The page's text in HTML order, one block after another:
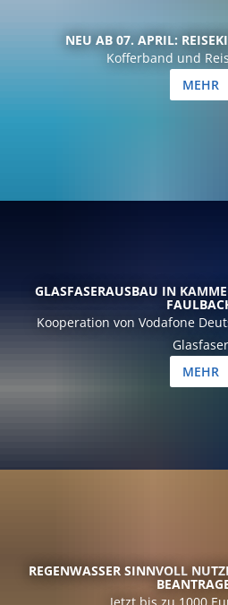
NEU AB 07. APRIL:
Kofferband und
MEHR
GLASFASERAUSBAU IN
Kooperation von Vodafone
Glasfaser
MEHR
REGENWASSER SINNVOLL